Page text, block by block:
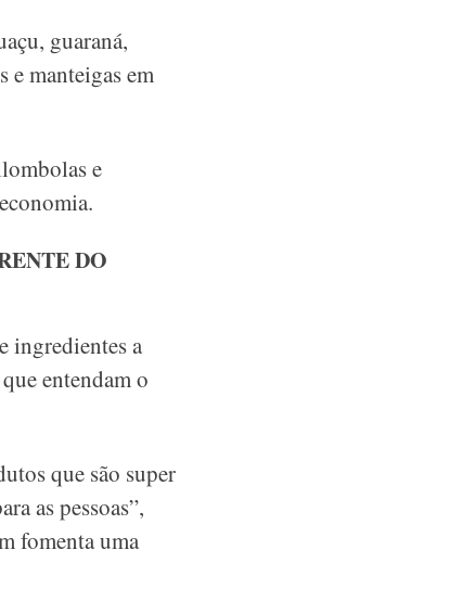
guaraná,
e manteigas em
e
DO
ingredientes a
entendam o
que são super
as pessoas”,
fomenta uma